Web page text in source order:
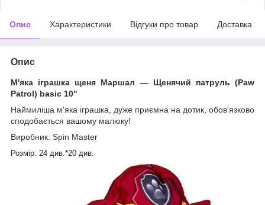
Опис Характеристики Відгуки про товар Доставка
Опис
М'яка іграшка щеня Маршал ― Щенячий патруль (Paw
Patrol) basic 10"
Наймиліша м'яка іграшка, дуже приємна на дотик, обов'язково
сподобається вашому малюку!
Виробник: Spin Master
Розмір: 24 див.*20 див.